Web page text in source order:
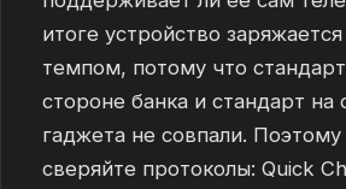
итоге устройство
темпом, потому что
стороне банка и стандарт на
гаджета не совпали. Поэтому
сверяйте протоколы: Quick